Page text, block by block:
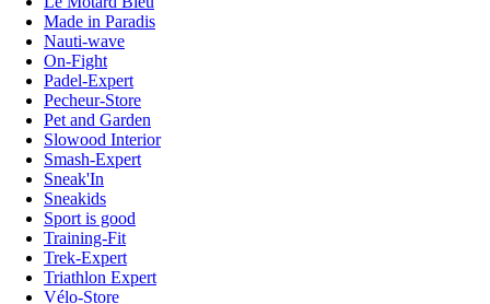
Made in Paradis
Nauti-wave
On-Fight
Padel-Expert
Pecheur-Store
Pet and Garden
Slowood Interior
Smash-Expert
Sneak'In
Sneakids
Sport is good
Training-Fit
Trek-Expert
Triathlon Expert
Vélo-Store